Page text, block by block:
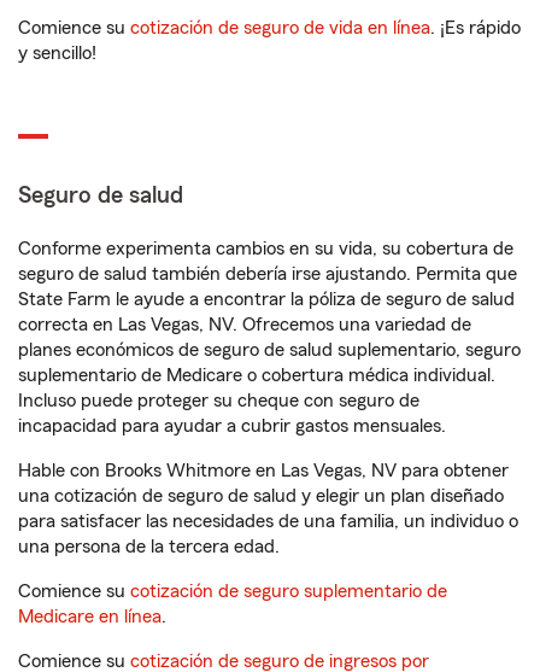
Comience su cotización de seguro de vida en línea. ¡Es rápido
y sencillo!
Seguro de salud
Conforme experimenta cambios en su vida, su cobertura de
seguro de salud también debería irse ajustando. Permita que
State Farm le ayude a encontrar la póliza de seguro de salud
correcta en Las Vegas, NV. Ofrecemos una variedad de
planes económicos de seguro de salud suplementario, seguro
suplementario de Medicare o cobertura médica individual.
Incluso puede proteger su cheque con seguro de
incapacidad para ayudar a cubrir gastos mensuales.
Hable con Brooks Whitmore en Las Vegas, NV para obtener
una cotización de seguro de salud y elegir un plan diseñado
para satisfacer las necesidades de una familia, un individuo o
una persona de la tercera edad.
Comience su cotización de seguro suplementario de
Medicare en línea.
Comience su cotización de seguro de ingresos por